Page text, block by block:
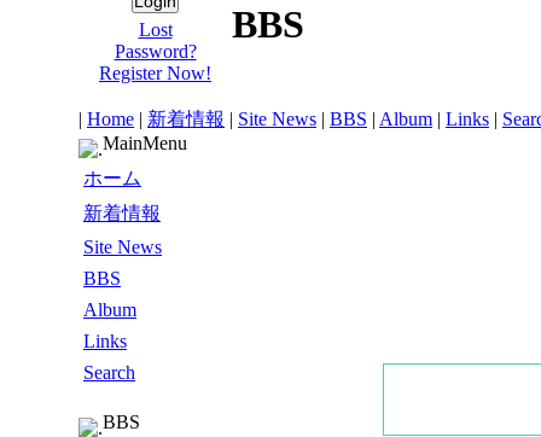
Lost
Password?
Register Now!
BBS
| Home | 新着情報 | Site News | BBS | Album | Links |
MainMenu
ホーム
新着情報
Site News
BBS
Album
Links
Search
BBS